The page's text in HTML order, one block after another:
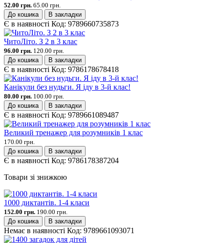
52.00 грн. 65.00 грн.
До кошика
В закладки
Є в наявності Код: 9789660735873
ЧитоЛіто. З 2 в 3 клас
96.00 грн. 120.00 грн.
До кошика
В закладки
Є в наявності Код: 9786178678418
Канікули без нудьги. Я іду в 3-й клас!
80.00 грн. 100.00 грн.
До кошика
В закладки
Є в наявності Код: 9789661089487
Великий тренажер для розумників 1 клас
170.00 грн.
До кошика
В закладки
Є в наявності Код: 9786178387204
Товари зі знижкою
1000 диктантів. 1-4 класи
152.00 грн. 190.00 грн.
До кошика
В закладки
Немає в наявності Код: 9789661093071